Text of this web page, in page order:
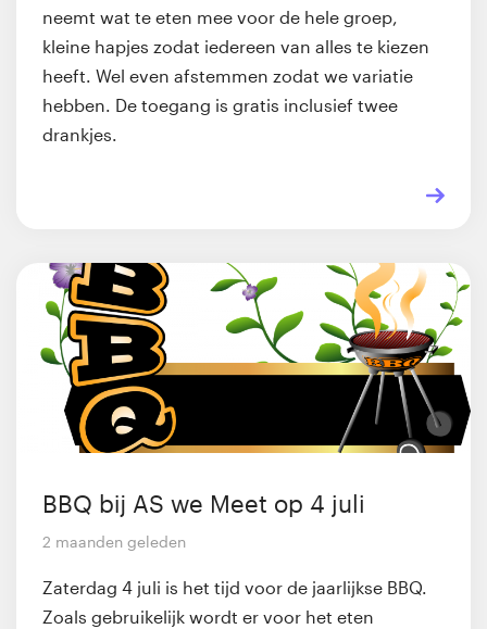
neemt wat te eten mee voor de hele groep,
kleine hapjes zodat iedereen van alles te kiezen
heeft. Wel even afstemmen zodat we variatie
hebben. De toegang is gratis inclusief twee
drankjes.
BBQ bij AS we Meet op 4 juli
2 maanden geleden
Zaterdag 4 juli is het tijd voor de jaarlijkse BBQ.
Zoals gebruikelijk wordt er voor het eten